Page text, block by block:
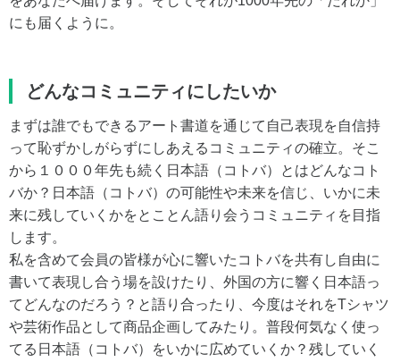
にも届くように。
どんなコミュニティにしたいか
まずは誰でもできるアート書道を通じて自己表現を自信持
って恥ずかしがらずにしあえるコミュニティの確立。そこ
から１０００年先も続く日本語（コトバ）とはどんなコト
バか？日本語（コトバ）の可能性や未来を信じ、いかに未
来に残していくかをとことん語り会うコミュニティを目指
します。
私を含めて会員の皆様が心に響いたコトバを共有し自由に
書いて表現し合う場を設けたり、外国の方に響く日本語っ
てどんなのだろう？と語り合ったり、今度はそれをTシャツ
や芸術作品として商品企画してみたり。普段何気なく使っ
てる日本語（コトバ）をいかに広めていくか？残していく